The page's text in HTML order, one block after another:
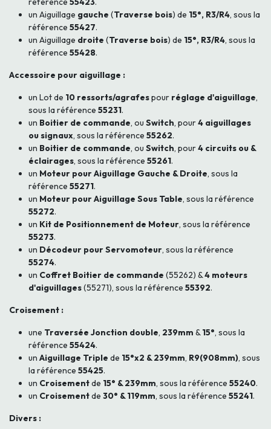
un Aiguillage gauche (Traverse bois) de 15°, R3/R4, sous la
référence 55427.
un Aiguillage droite (Traverse bois) de 15°, R3/R4, sous la
référence 55428.
Accessoire pour aiguillage :
un Lot de 10 ressorts/agrafespour réglage d'aiguillage,
sous la référence 55231.
un Boitier de commande, ou Switch, pour4 aiguillages
ou signaux, sous la référence 55262.
un Boitier de commande, ou Switch, pour4 circuits ou &
éclairages, sous la référence 55261.
un Moteur pour Aiguillage Gauche & Droite, sous la
référence 55271.
un Moteur pour Aiguillage Sous Table, sous la référence
55272.
un Kit de Positionnement de Moteur, sous la référence
55273.
un Décodeur pour Servomoteur, sous la référence
55274.
un Coffret Boitier de commande (55262) &4 moteurs
d'aiguillages(55271), sous la référence 55392.
Croisement :
une Traversée Jonction double, 239mm &15°, sous la
référence 55424.
un Aiguillage Triple de 15°x2 & 239mm, R9(908mm), sous
la référence 55425.
un Croisementde 15° & 239mm, sous la référence 55240.
un Croisementde 30° & 119mm, sous la référence 55241.
Divers :